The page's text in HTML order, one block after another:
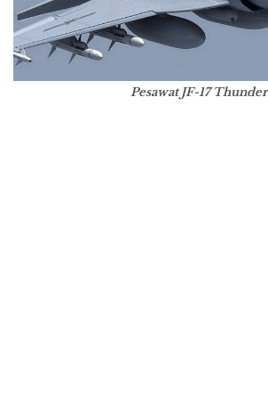
Pesawat JF-17 Thunder